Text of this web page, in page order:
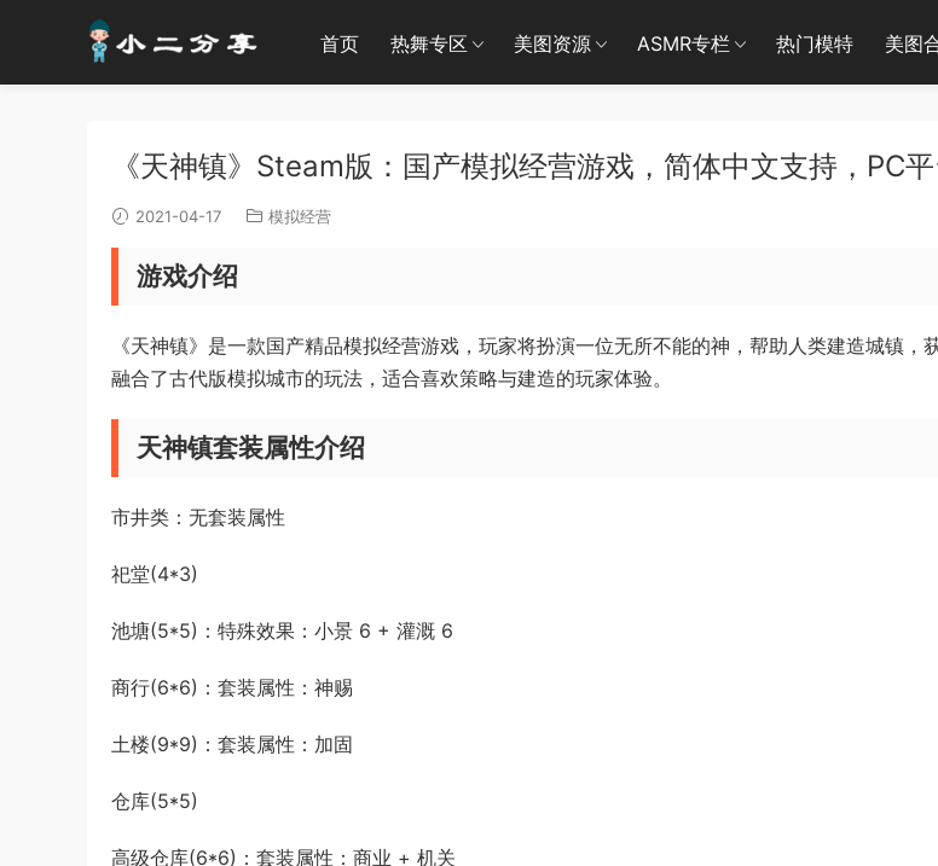
首页 热舞专区 美图资源 ASMR专栏 热门模特 美图
《天神镇》Steam版：国产模拟经营游戏，简体中文支持，PC
2021-04-17 模拟经营
游戏介绍
《天神镇》是一款国产精品模拟经营游戏，玩家将扮演一位无所不能的神，帮助人类建造城镇，
融合了古代版模拟城市的玩法，适合喜欢策略与建造的玩家体验。
天神镇套装属性介绍
市井类：无套装属性
祀堂(4*3)
池塘(5*5)：特殊效果：小景 6 + 灌溉 6
商行(6*6)：套装属性：神赐
土楼(9*9)：套装属性：加固
仓库(5*5)
高级仓库(6*6)：套装属性：商业 + 机关